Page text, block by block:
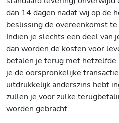
dan 14 dagen nadat wij op de
beslissing de overeenkomst
Indien je slechts een deel
dan worden de kosten voor
betalen je terug met
je de oorspronkelijke
uitdrukkelijk anderszins hebt
zullen je voor zulke
worden gebracht.